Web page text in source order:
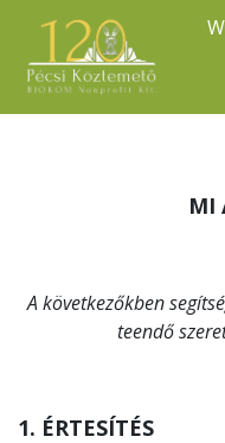
MI
A következőkben
teendő
1. ÉRTESÍTÉS